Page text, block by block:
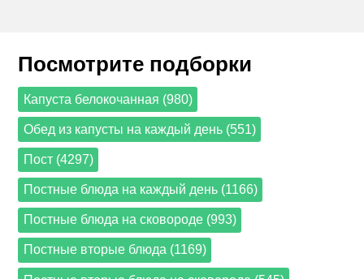
Посмотрите подборки
Капуста белокочанная (980)
Обед из капусты на каждый день (551)
Пост (4297)
Постные блюда на каждый день (1166)
Постные блюда на сковороде (993)
Постные вторые блюда (1169)